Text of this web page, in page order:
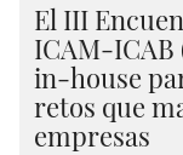
El III
ICAM-ICAB
in-house
retos que
empresas